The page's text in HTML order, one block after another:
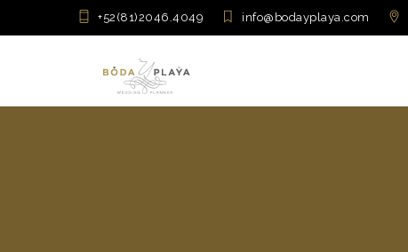
+52(81)2046.4049 info@bodayplaya.com